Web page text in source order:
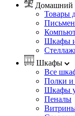
Домашний
Товары
Шкафы
Шкафы
Все
Полки
Шкафы
Пеналы